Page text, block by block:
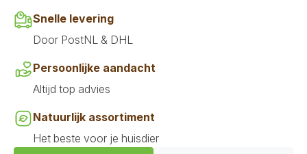
Snelle levering
Door PostNL & DHL
Persoonlijke aandacht
Altijd top advies
Natuurlijk assortiment
Het beste voor je huisdier